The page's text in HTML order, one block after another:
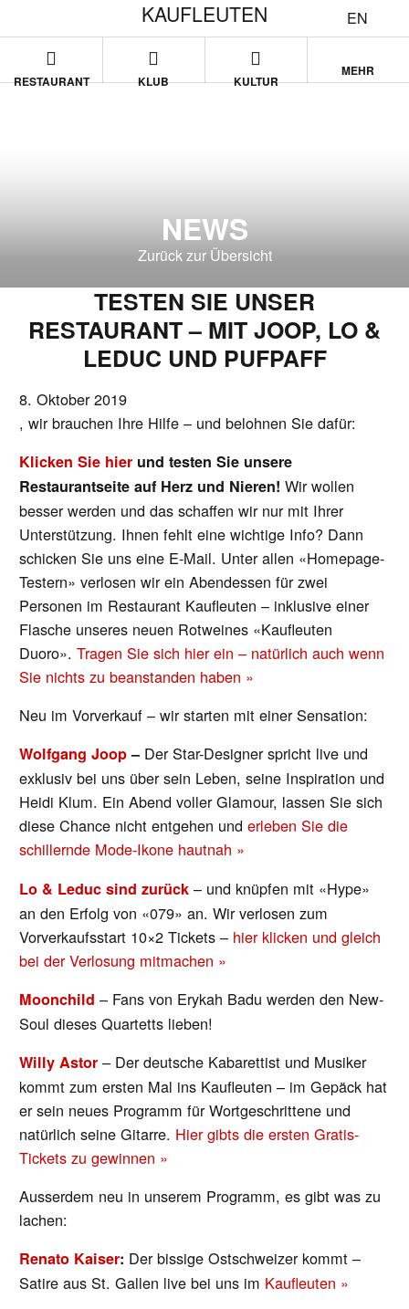
EN
KAUFLEUTEN
RESTAURANT KLUB KULTUR
MEHR
NEWS
Zurück zur Übersicht
TESTEN SIE UNSER
RESTAURANT – MIT JOOP, LO &
LEDUC UND PUFPAFF
8. Oktober 2019
, wir brauchen Ihre Hilfe – und belohnen Sie dafür:
Klicken Sie hier und testen Sie unsere
Restaurantseite auf Herz und Nieren! Wir wollen
besser werden und das schaffen wir nur mit Ihrer
Unterstützung. Ihnen fehlt eine wichtige Info? Dann
schicken Sie uns eine E-Mail. Unter allen «Homepage-
Testern» verlosen wir ein Abendessen für zwei
Personen im Restaurant Kaufleuten – inklusive einer
Flasche unseres neuen Rotweines «Kaufleuten
Duoro».Tragen Sie sich hier ein – natürlich auch wenn
Sie nichts zu beanstanden haben »
Neu im Vorverkauf – wir starten mit einer Sensation:
Wolfgang Joop– Der Star-Designer spricht live und
exklusiv bei uns über sein Leben, seine Inspiration und
Heidi Klum. Ein Abend voller Glamour, lassen Sie sich
diese Chance nicht entgehen underleben Sie die
schillernde Mode-Ikone hautnah »
Lo & Leduc sind zurück – und knüpfen mit «Hype»
an den Erfolg von «079» an. Wir verlosen zum
Vorverkaufsstart 10×2 Tickets – hier klicken und gleich
bei der Verlosung mitmachen »
Moonchild – Fans von Erykah Badu werden den New-
Soul dieses Quartetts lieben!
Willy Astor – Der deutsche Kabarettist und Musiker
kommt zum ersten Mal ins Kaufleuten – im Gepäck hat
er sein neues Programm für Wortgeschrittene und
natürlich seine Gitarre. Hier gibts die ersten Gratis-
Tickets zu gewinnen »
Ausserdem neu in unserem Programm, es gibt was zu
lachen:
Renato Kaiser: Der bissige Ostschweizer kommt –
Satire aus St. Gallen live bei uns im Kaufleuten »